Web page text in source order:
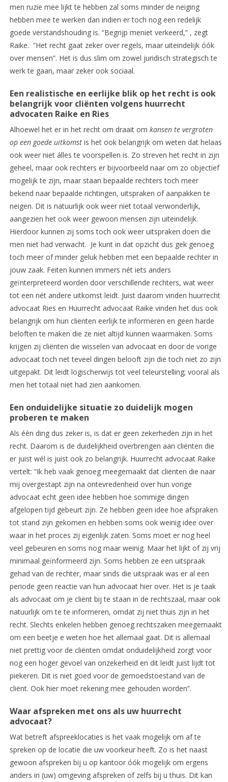
men ruzie mee lijkt te hebben zal soms minder de neiging
hebben mee te werken dan indien er toch nog een redelijk
goede verstandshouding is. “Begrijp meniet verkeerd,” , zegt
Raike. “Het recht gaat zeker over regels, maar uiteindelijk óók
over mensen”. Het is dus slim om zowel juridisch strategisch te
werk te gaan, maar zeker ook sociaal.
Een realistische en eerlijke blik op het recht is ook
belangrijk voor cliënten volgens huurrecht
advocaten Raike en Ries
Alhoewel het er in het recht om draait om kansen te vergroten
op een goede uitkomstis het ook belangrijk om weten dat helaas
ook weer niet álles te voorspellen is. Zo streven het recht in zijn
geheel, maar ook rechters er bijvoorbeeld naar om zo objectief
mogelijk te zijn, maar staan bepaalde rechters toch meer
bekend naar bepaalde richtingen, uitspraken of aanpakken te
neigen. Dit is natuurlijk ook weer niet totaal verwonderlijk,
aangezien het ook weer gewoon mensen zijn uiteindelijk.
Hierdoor kunnen zij soms toch ook weer uitspraken doen die
men niet had verwacht. Je kunt in dat opzicht dus gek genoeg
toch meer of minder geluk hebben met een bepaalde rechter in
jouw zaak. Feiten kunnen immers nét iets anders
geïnterpreteerd worden door verschillende rechters, wat weer
tot een nét andere uitkomst leidt. Juist daarom vinden huurrecht
advocaat Ries en Huurrecht advocaat Raike vinden het dus ook
belangrijk om hun cliënten eerlijk te informeren en geen harde
beloften te maken die ze niet altijd kunnen waarmaken. Soms
krijgen zij cliënten die wisselen van advocaat en door de vorige
advocaat toch net teveel dingen belooft zijn die toch niet zo zijn
uitgepakt. Dit leidt logischerwijs tot veel teleurstelling; vooral als
men het totaal niet had zien aankomen.
Een onduidelijke situatie zo duidelijk mogen
proberen te maken
Als één ding dus zeker is, is dat er geen zekerheden zijn in het
recht. Daarom is de duidelijkheid overbrengen aan cliënten die
er juist wél is juist ook zo belangrijk. Huurrecht advocaat Raike
vertelt: “Ik heb vaak genoeg meegemaakt dat cliënten die naar
mij overgestapt zijn na ontevredenheid over hun vorige
advocaat echt geen idee hebben hoe sommige dingen
afgelopen tijd gebeurt zijn. Ze hebben geen idee hoe afspraken
tot stand zijn gekomen en hebben soms ook weinig idee over
waar in het proces zij eigenlijk zaten. Soms moet er nog heel
veel gebeuren en soms nog maar weinig. Maar het lijkt of zij vrij
minimaal geïnformeerd zijn. Soms hebben ze een uitspraak
gehad van de rechter, maar sinds die uitspraak was er al een
periode geen reactie van hun advocaat hier over. Het is je taak
als advocaat om je cliënt bij te staan in de rechtszaal, maar ook
natuurlijk om te te informeren, omdat zij niet thuis zijn in het
recht. Slechts enkelen hebben genoeg rechtszaken meegemaakt
om een beetje e weten hoe het allemaal gaat. Dit is allemaal
niet prettig voor de cliënten omdat onduidelijkheid zorgt voor
nog een hoger gevoel van onzekerheid en dit leidt juist lijdt tot
piekeren. Dit is niet goed voor de gemoedstoestand van de
cliënt. Ook hier moet rekening mee gehouden worden”.
Waar afspreken met ons als uw huurrecht
advocaat?
Wat betreft afspreeklocaties is het vaak mogelijk om af te
spreken op de locatie die uw voorkeur heeft. Zo is het naast
gewoon afspreken bij u op kantoor óók mogelijk om ergens
anders in (uw) omgeving afspreken of zelfs bij u thuis. Dit kan